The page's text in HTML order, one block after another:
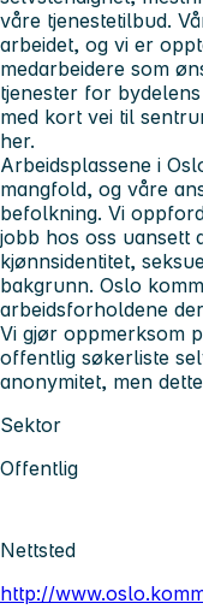
våre tjenestetilbud.
arbeidet, og vi er
medarbeidere som
tjenester for
med kort vei til
her.
Arbeidsplassene i
mangfold, og våre
befolkning. Vi
jobb hos oss uansett
kjønnsidentitet,
bakgrunn. Oslo
arbeidsforholdene
Vi gjør oppmerksom
offentlig søkerliste
anonymitet, men
Sektor
Offentlig
Nettsted
http://